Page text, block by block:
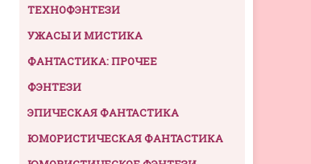
ТЕХНОФЭНТЕЗИ
УЖАСЫ И МИСТИКА
ФАНТАСТИКА: ПРОЧЕЕ
ФЭНТЕЗИ
ЭПИЧЕСКАЯ ФАНТАСТИКА
ЮМОРИСТИЧЕСКАЯ ФАНТАСТИКА